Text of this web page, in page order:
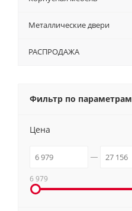
Металлические двери
РАСПРОДАЖА
Фильтр по параметрам
Цена
6 979